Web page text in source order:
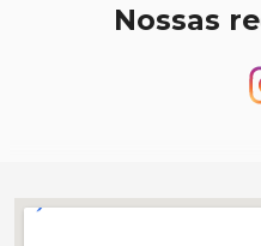
Nossas